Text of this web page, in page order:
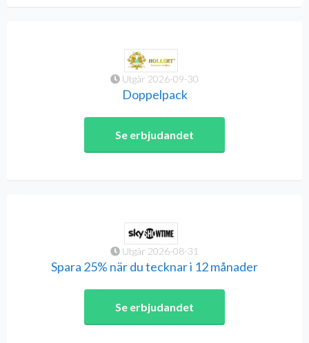
Utgår 2026-09-30
Doppelpack
Se erbjudandet
Utgår 2026-08-31
Spara 25% när du tecknar i 12 månader
Se erbjudandet